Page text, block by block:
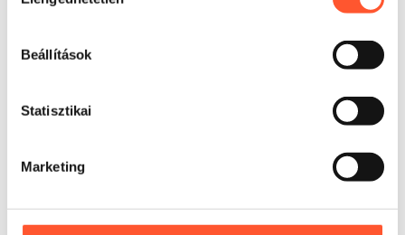
Beállítások
Statisztikai
Marketing